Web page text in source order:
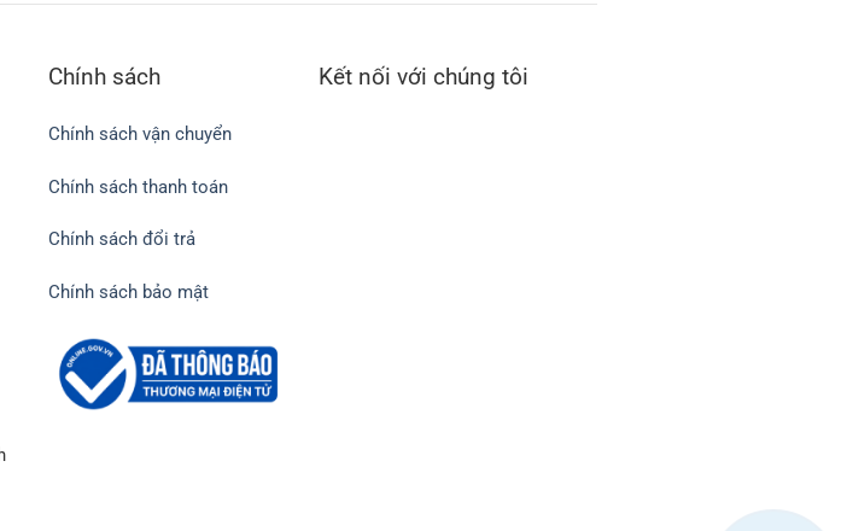
Chính sách
Chính sách vận chuyển
Chính sách thanh toán
Chính sách đổi trả
Chính sách bảo mật
Kết nối với chúng tôi